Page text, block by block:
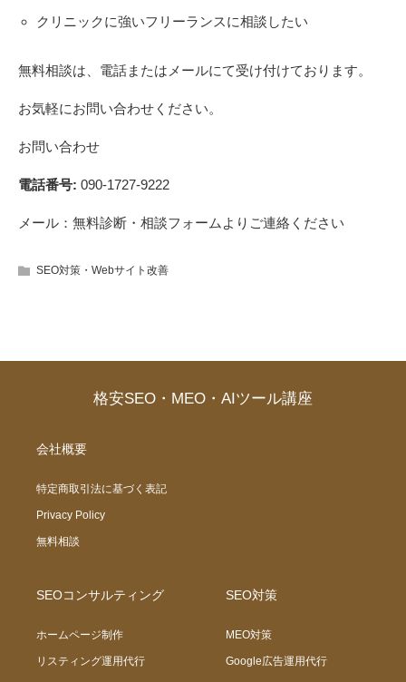
クリニックに強いフリーランスに相談したい
無料相談は、電話またはメールにて受け付けております。
お気軽にお問い合わせください。
お問い合わせ
電話番号: 090-1727-9222
メール： 無料診断・相談フォーム よりご連絡ください
SEO対策・Webサイト改善
格安SEO・MEO・AIツール講座
会社概要
特定商取引法に基づく表記
Privacy Policy
無料相談
SEOコンサルティング
ホームページ制作
リスティング運用代行
SEO対策
MEO対策
Google広告運用代行